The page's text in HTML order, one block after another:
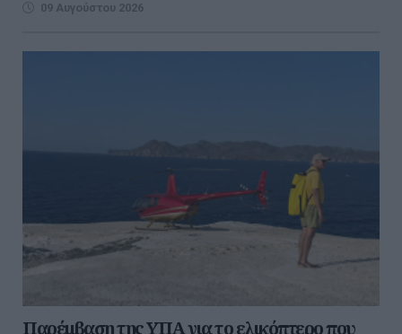
09 Αυγούστου 2026
Παρέμβαση της ΥΠΑ για το ελικόπτερο που